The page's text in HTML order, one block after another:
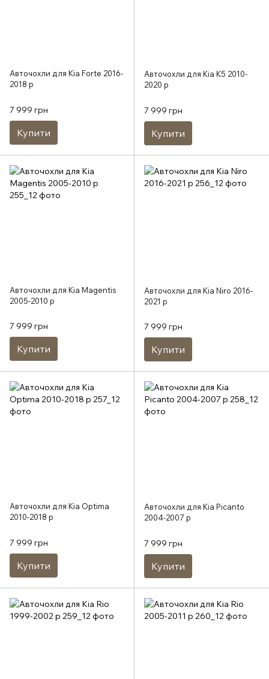
Авточохли для Kia Forte 2016-
2018 р
7 999 грн
Купити
Авточохли для Kia K5 2010-
2020 р
7 999 грн
Купити
Авточохли для Kia Magentis
2005-2010 р
7 999 грн
Купити
Авточохли для Kia Niro 2016-
2021 р
7 999 грн
Купити
Авточохли для Kia Optima
2010-2018 р
7 999 грн
Купити
Авточохли для Kia Picanto
2004-2007 р
7 999 грн
Купити